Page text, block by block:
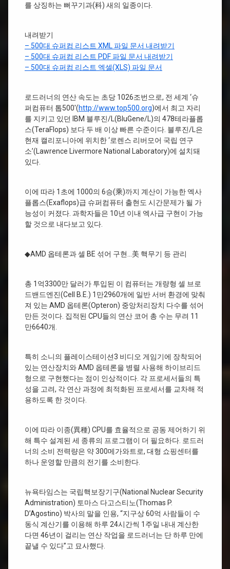
를 상징하는 뻐꾸기과(科) 새의 일종이다.
내려받기
– 500대 슈퍼컴 리스트 XML 파일 문서 내려받기
– 500대 슈퍼컴 리스트 PDF 파일 문서 내려받기
– 500대 슈퍼컴 리스트 엑셀(XLS) 파일 문서
로드러너의 연산 속도는 초당 1026조번으로, 전 세계 ‘슈
퍼컴퓨터 톱500′(http://www.top500.org)에서 최고 자리
를 지키고 있던 IBM 블루진/L(BluGene/L)의 478테라플롭
스(TeraFlops) 보다 두 배 이상 빠른 수준이다. 블루진/L은
현재 캘리포니아에 위치한 ‘로렌스 리버모어 국립 연구
소’(Lawrence Livermore National Laboratory)에 설치돼
있다.
이에 따라 1초에 1000의 6승(乘)까지 계산이 가능한 엑사
플롭스(Exaflops)급 슈퍼컴퓨터 출현도 시간문제가 될 가
능성이 커졌다. 과학자들은 10년 이내 엑사급 구현이 가능
할 것으로 내다보고 있다.
◆AMD 옵테론과 셀 BE 섞어 구현…美 핵무기 등 관리
총 1억3300만 달러가 투입된 이 컴퓨터는 개량형 셀 브로
드밴드엔진(Cell B.E.) 1만2960개에 일반 서버 환경에 맞춰
져 있는 AMD 옵테론(Opteron) 중앙처리장치 다수를 섞어
만든 것이다. 집적된 CPU들의 연산 코어 총 수는 무려 11
만6640개.
특히 소니의 플레이스테이션3 비디오 게임기에 장착되어
있는 연산장치와 AMD 옵테론을 병렬 사용해 하이브리드
형으로 구현했다는 점이 인상적이다. 각 프로세서들의 특
성을 고려, 각 연산 과정에 최적화된 프로세서를 교차해 적
용하도록 한 것이다.
이에 따라 이종(異種) CPU를 효율적으로 공동 제어하기 위
해 특수 설계된 세 종류의 프로그램이 더 필요하다. 로드러
너의 소비 전력량은 약 300메가와트로, 대형 쇼핑센터를
하나 운영할 만큼의 전기를 소비한다.
뉴욕타임스는 국립핵보장기구(National Nuclear Security
Administration) 토마스 다고스티노(Thomas P.
D’Agostino) 박사의 말을 인용, “지구상 60억 사람들이 수
동식 계산기를 이용해 하루 24시간씩 1주일 내내 계산한
다면 46년이 걸리는 연산 작업을 로드러너는 단 하루 만에
끝낼 수 있다”고 묘사했다.